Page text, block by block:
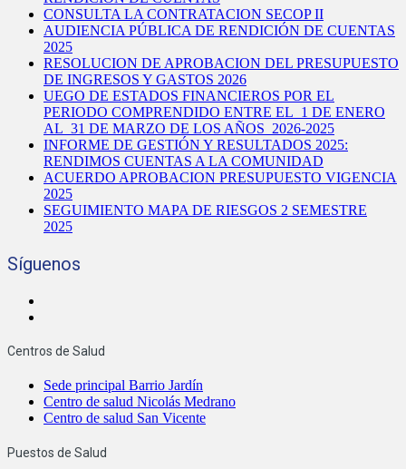
CONSULTA LA CONTRATACION SECOP II
AUDIENCIA PÚBLICA DE RENDICIÓN DE CUENTAS
2025
RESOLUCION DE APROBACION DEL PRESUPUESTO
DE INGRESOS Y GASTOS 2026
UEGO DE ESTADOS FINANCIEROS POR EL
PERIODO COMPRENDIDO ENTRE EL 1 DE ENERO
AL 31 DE MARZO DE LOS AÑOS 2026-2025
INFORME DE GESTIÓN Y RESULTADOS 2025:
RENDIMOS CUENTAS A LA COMUNIDAD
ACUERDO APROBACION PRESUPUESTO VIGENCIA
2025
SEGUIMIENTO MAPA DE RIESGOS 2 SEMESTRE
2025
Síguenos
Centros de Salud
Sede principal Barrio Jardín
Centro de salud Nicolás Medrano
Centro de salud San Vicente
Puestos de Salud